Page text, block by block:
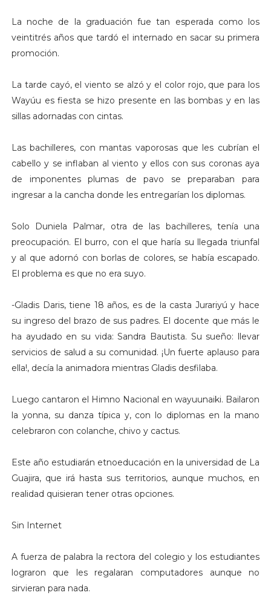
La noche de la graduación fue tan esperada como los
veintitrés años que tardó el internado en sacar su primera
promoción.
La tarde cayó, el viento se alzó y el color rojo, que para los
Wayúu es fiesta se hizo presente en las bombas y en las
sillas adornadas con cintas.
Las bachilleres, con mantas vaporosas que les cubrían el
cabello y se inflaban al viento y ellos con sus coronas aya
de imponentes plumas de pavo se preparaban para
ingresar a la cancha donde les entregarían los diplomas.
Solo Duniela Palmar, otra de las bachilleres, tenía una
preocupación. El burro, con el que haría su llegada triunfal
y al que adornó con borlas de colores, se había escapado.
El problema es que no era suyo.
-Gladis Daris, tiene 18 años, es de la casta Jurariyú y hace
su ingreso del brazo de sus padres. El docente que más le
ha ayudado en su vida: Sandra Bautista. Su sueño: llevar
servicios de salud a su comunidad. ¡Un fuerte aplauso para
ella!, decía la animadora mientras Gladis desfilaba.
Luego cantaron el Himno Nacional en wayuunaiki. Bailaron
la yonna, su danza típica y, con lo diplomas en la mano
celebraron con colanche, chivo y cactus.
Este año estudiarán etnoeducación en la universidad de La
Guajira, que irá hasta sus territorios, aunque muchos, en
realidad quisieran tener otras opciones.
Sin Internet
A fuerza de palabra la rectora del colegio y los estudiantes
lograron que les regalaran computadores aunque no
sirvieran para nada.